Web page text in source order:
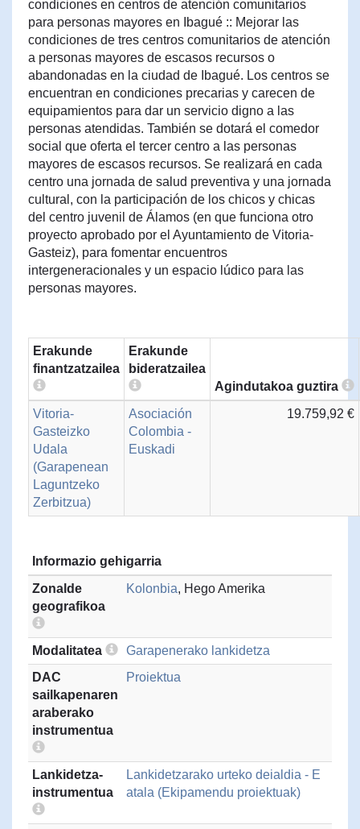
condiciones en centros de atención comunitarios
para personas mayores en Ibagué :: Mejorar las
condiciones de tres centros comunitarios de atención
a personas mayores de escasos recursos o
abandonadas en la ciudad de Ibagué. Los centros se
encuentran en condiciones precarias y carecen de
equipamientos para dar un servicio digno a las
personas atendidas. También se dotará el comedor
social que oferta el tercer centro a las personas
mayores de escasos recursos. Se realizará en cada
centro una jornada de salud preventiva y una jornada
cultural, con la participación de los chicos y chicas
del centro juvenil de Álamos (en que funciona otro
proyecto aprobado por el Ayuntamiento de Vitoria-
Gasteiz), para fomentar encuentros
intergeneracionales y un espacio lúdico para las
personas mayores.
Erakunde
finantzatzailea
Erakunde
bideratzailea
Agindutakoa guztira
Vitoria-
Gasteizko
Udala
(Garapenean
Laguntzeko
Zerbitzua)
Asociación
Colombia -
Euskadi
19.759,92 €
Informazio gehigarria
Zonalde
geografikoa
Kolonbia, Hego Amerika
Modalitatea
Garapenerako lankidetza
DAC
sailkapenaren
araberako
instrumentua
Proiektua
Lankidetza-
instrumentua
Lankidetzarako urteko deialdia - E
atala (Ekipamendu proiektuak)